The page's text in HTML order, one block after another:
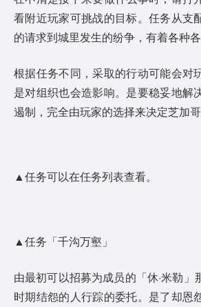
看附近玩家可挑战的目标。任务从支
的请求到城里发生的纷争，有着各种各
根据任务不同，采取的行动可能会对
是对组织也会造影响。是要稳妥地解
遏制，完全由玩家的选择来决定芝加哥
▲任务可以在任务列表查看。
▲任务「千沟万壑」
由最初可以招募为成员的「休·米勒」
时期结怨的人行踪的委托。是了却恩